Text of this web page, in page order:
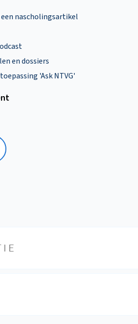
nascholingsartikel
en dossiers
'Ask NTVG'